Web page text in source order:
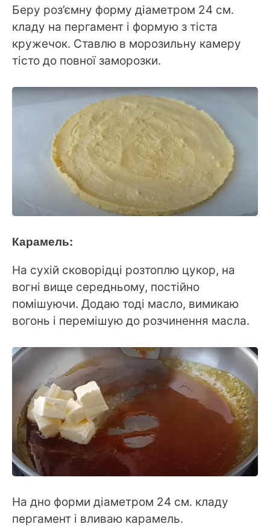
Беру роз’ємну форму діаметром 24 см.
кладу на пергамент і формую з тіста
кружечок. Ставлю в морозильну камеру
тісто до повної заморозки.
Карамель:
На сухій сковорідці розтоплю цукор, на
вогні вище середньому, постійно
помішуючи. Додаю тоді масло, вимикаю
вогонь і перемішую до розчинення масла.
На дно форми діаметром 24 см. кладу
пергамент і вливаю карамель.